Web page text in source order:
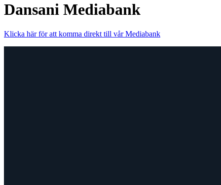
Dansani Mediabank
Klicka här för att komma direkt till vår Mediabank